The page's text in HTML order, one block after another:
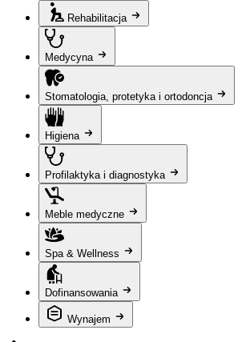
Rehabilitacja
Medycyna
Stomatologia, protetyka i ortodoncja
Higiena
Profilaktyka i diagnostyka
Meble medyczne
Spa & Wellness
Dofinansowania
Wynajem